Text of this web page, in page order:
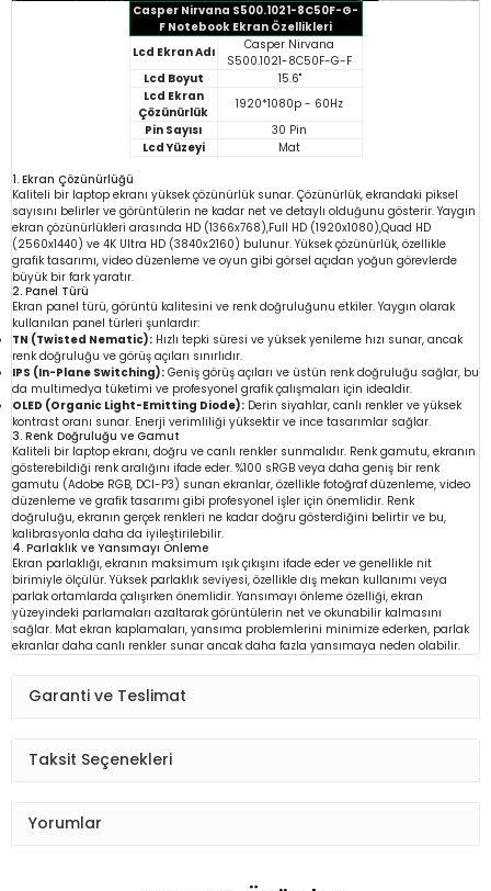
Casper Nirvana S500.1021-8C50F-G-
F Notebook Ekran Özellikleri
Lcd Ekran Adı
Casper Nirvana
S500.1021-8C50F-G-F
Lcd Boyut
15.6"
Lcd Ekran
Çözünürlük
1920*1080p - 60Hz
Pin Sayısı
30 Pin
Lcd Yüzeyi
Mat
1. Ekran Çözünürlüğü
Kaliteli bir laptop ekranı yüksek çözünürlük sunar. Çözünürlük, ekrandaki piksel
sayısını belirler ve görüntülerin ne kadar net ve detaylı olduğunu gösterir. Yaygın
ekran çözünürlükleri arasında HD (1366x768),Full HD (1920x1080),Quad HD
(2560x1440) ve 4K Ultra HD (3840x2160) bulunur. Yüksek çözünürlük, özellikle
grafik tasarımı, video düzenleme ve oyun gibi görsel açıdan yoğun görevlerde
büyük bir fark yaratır.
2. Panel Türü
Ekran panel türü, görüntü kalitesini ve renk doğruluğunu etkiler. Yaygın olarak
kullanılan panel türleri şunlardır:
TN (Twisted Nematic): Hızlı tepki süresi ve yüksek yenileme hızı sunar, ancak
renk doğruluğu ve görüş açıları sınırlıdır.
IPS (In-Plane Switching): Geniş görüş açıları ve üstün renk doğruluğu sağlar, bu
da multimedya tüketimi ve profesyonel grafik çalışmaları için idealdir.
OLED (Organic Light-Emitting Diode): Derin siyahlar, canlı renkler ve yüksek
kontrast oranı sunar. Enerji verimliliği yüksektir ve ince tasarımlar sağlar.
3. Renk Doğruluğu ve Gamut
Kaliteli bir laptop ekranı, doğru ve canlı renkler sunmalıdır. Renk gamutu, ekranın
gösterebildiği renk aralığını ifade eder. %100 sRGB veya daha geniş bir renk
gamutu (Adobe RGB, DCI-P3) sunan ekranlar, özellikle fotoğraf düzenleme, video
düzenleme ve grafik tasarımı gibi profesyonel işler için önemlidir. Renk
doğruluğu, ekranın gerçek renkleri ne kadar doğru gösterdiğini belirtir ve bu,
kalibrasyonla daha da iyileştirilebilir.
4. Parlaklık ve Yansımayı Önleme
Ekran parlaklığı, ekranın maksimum ışık çıkışını ifade eder ve genellikle nit
birimiyle ölçülür. Yüksek parlaklık seviyesi, özellikle dış mekan kullanımı veya
parlak ortamlarda çalışırken önemlidir. Yansımayı önleme özelliği, ekran
yüzeyindeki parlamaları azaltarak görüntülerin net ve okunabilir kalmasını
sağlar. Mat ekran kaplamaları, yansıma problemlerini minimize ederken, parlak
ekranlar daha canlı renkler sunar ancak daha fazla yansımaya neden olabilir.
Garanti ve Teslimat
Taksit Seçenekleri
Yorumlar